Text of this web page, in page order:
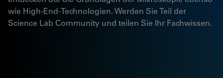
wie High-End-Technologien. Werden Sie Teil der
Science Lab Community und teilen Sie Ihr Fachwissen.